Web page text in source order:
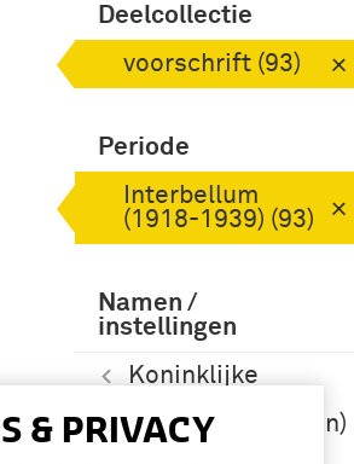
& PRIVACY
Deelcollectie
voorschrift (93)
Periode
Interbellum
(1918-1939) (93)
Namen /
instellingen
Koninklijke
(1813/1814-heden)
(4)